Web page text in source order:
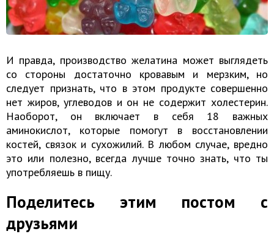
И правда, производство желатина может выглядеть
со стороны достаточно кровавым и мерзким, но
следует признать, что в этом продукте совершенно
нет жиров, углеводов и он не содержит холестерин.
Наоборот, он включает в себя 18 важных
аминокислот, которые помогут в восстановлении
костей, связок и сухожилий. В любом случае, вредно
это или полезно, всегда лучше точно знать, что ты
употребляешь в пищу.
Поделитесь этим постом с
друзьями